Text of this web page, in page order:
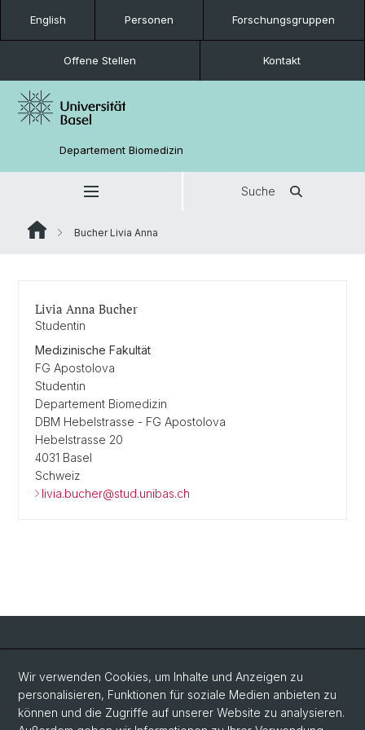
English Personen Forschungsgruppen
Offene Stellen Kontakt
Departement Biomedizin
Suche
Bucher Livia Anna
Livia Anna Bucher
Studentin
Medizinische Fakultät
FG Apostolova
Studentin
Departement Biomedizin
DBM Hebelstrasse - FG Apostolova
Hebelstrasse 20
4031 Basel
Schweiz
livia.bucher@stud.unibas.ch
Social Media
LinkedIn
Wir verwenden Cookies, um Inhalte und Anzeigen zu
personalisieren, Funktionen für soziale Medien anbieten zu
können und die Zugriffe auf unserer Website zu analysieren.